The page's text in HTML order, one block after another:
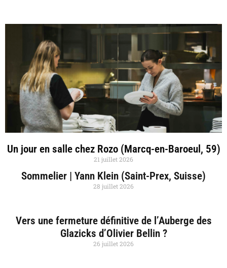
Un jour en salle chez Rozo (Marcq-en-Baroeul, 59)
21 juillet 2026
Sommelier | Yann Klein (Saint-Prex, Suisse)
28 juillet 2026
Vers une fermeture définitive de l’Auberge des
Glazicks d’Olivier Bellin ?
26 juillet 2026